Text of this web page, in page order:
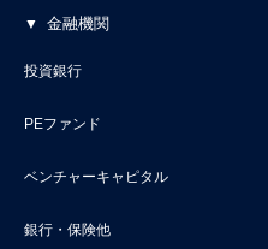
金融機関
投資銀行
PEファンド
ベンチャーキャピタル
銀行・保険他